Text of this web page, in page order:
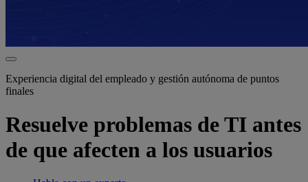
Experiencia digital del empleado y gestión autónoma de puntos
finales
Resuelve problemas de TI antes
de que afecten a los usuarios